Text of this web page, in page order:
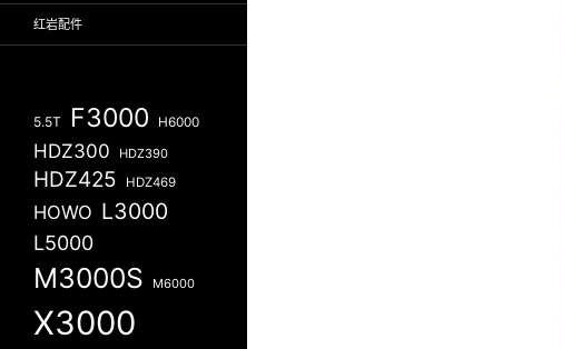
红岩配件
5.5T F3000 H6000
HDZ300 HDZ390
HDZ425 HDZ469
HOWO L3000
L5000
M3000S M6000
X3000